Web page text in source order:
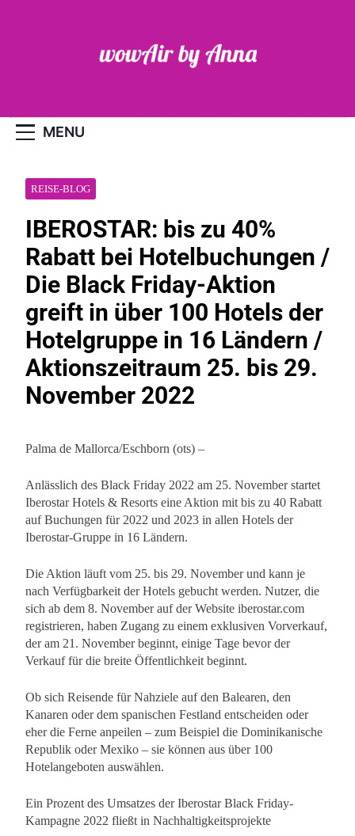
MENU
REISE-BLOG
IBEROSTAR: bis zu 40%
Rabatt bei Hotelbuchungen /
Die Black Friday-Aktion
greift in über 100 Hotels der
Hotelgruppe in 16 Ländern /
Aktionszeitraum 25. bis 29.
November 2022
Palma de Mallorca/Eschborn (ots) –
Anlässlich des Black Friday 2022 am 25. November startet
Iberostar Hotels & Resorts eine Aktion mit bis zu 40 Rabatt
auf Buchungen für 2022 und 2023 in allen Hotels der
Iberostar-Gruppe in 16 Ländern.
Die Aktion läuft vom 25. bis 29. November und kann je
nach Verfügbarkeit der Hotels gebucht werden. Nutzer, die
sich ab dem 8. November auf der Website iberostar.com
registrieren, haben Zugang zu einem exklusiven Vorverkauf,
der am 21. November beginnt, einige Tage bevor der
Verkauf für die breite Öffentlichkeit beginnt.
Ob sich Reisende für Nahziele auf den Balearen, den
Kanaren oder dem spanischen Festland entscheiden oder
eher die Ferne anpeilen – zum Beispiel die Dominikanische
Republik oder Mexiko – sie können aus über 100
Hotelangeboten auswählen.
Ein Prozent des Umsatzes der Iberostar Black Friday-
Kampagne 2022 fließt in Nachhaltigkeitsprojekte